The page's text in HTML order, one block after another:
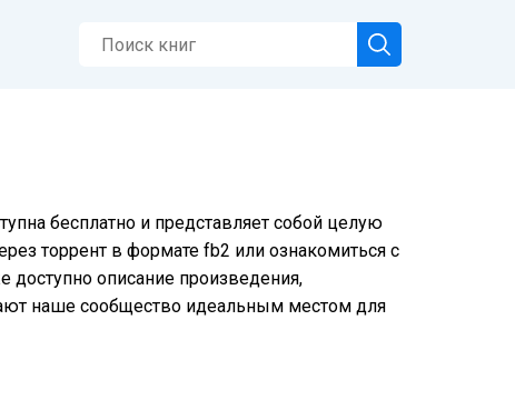
бесплатно и представляет собой целую
торрент в формате fb2 или ознакомиться с
доступно описание произведения,
наше сообщество идеальным местом для